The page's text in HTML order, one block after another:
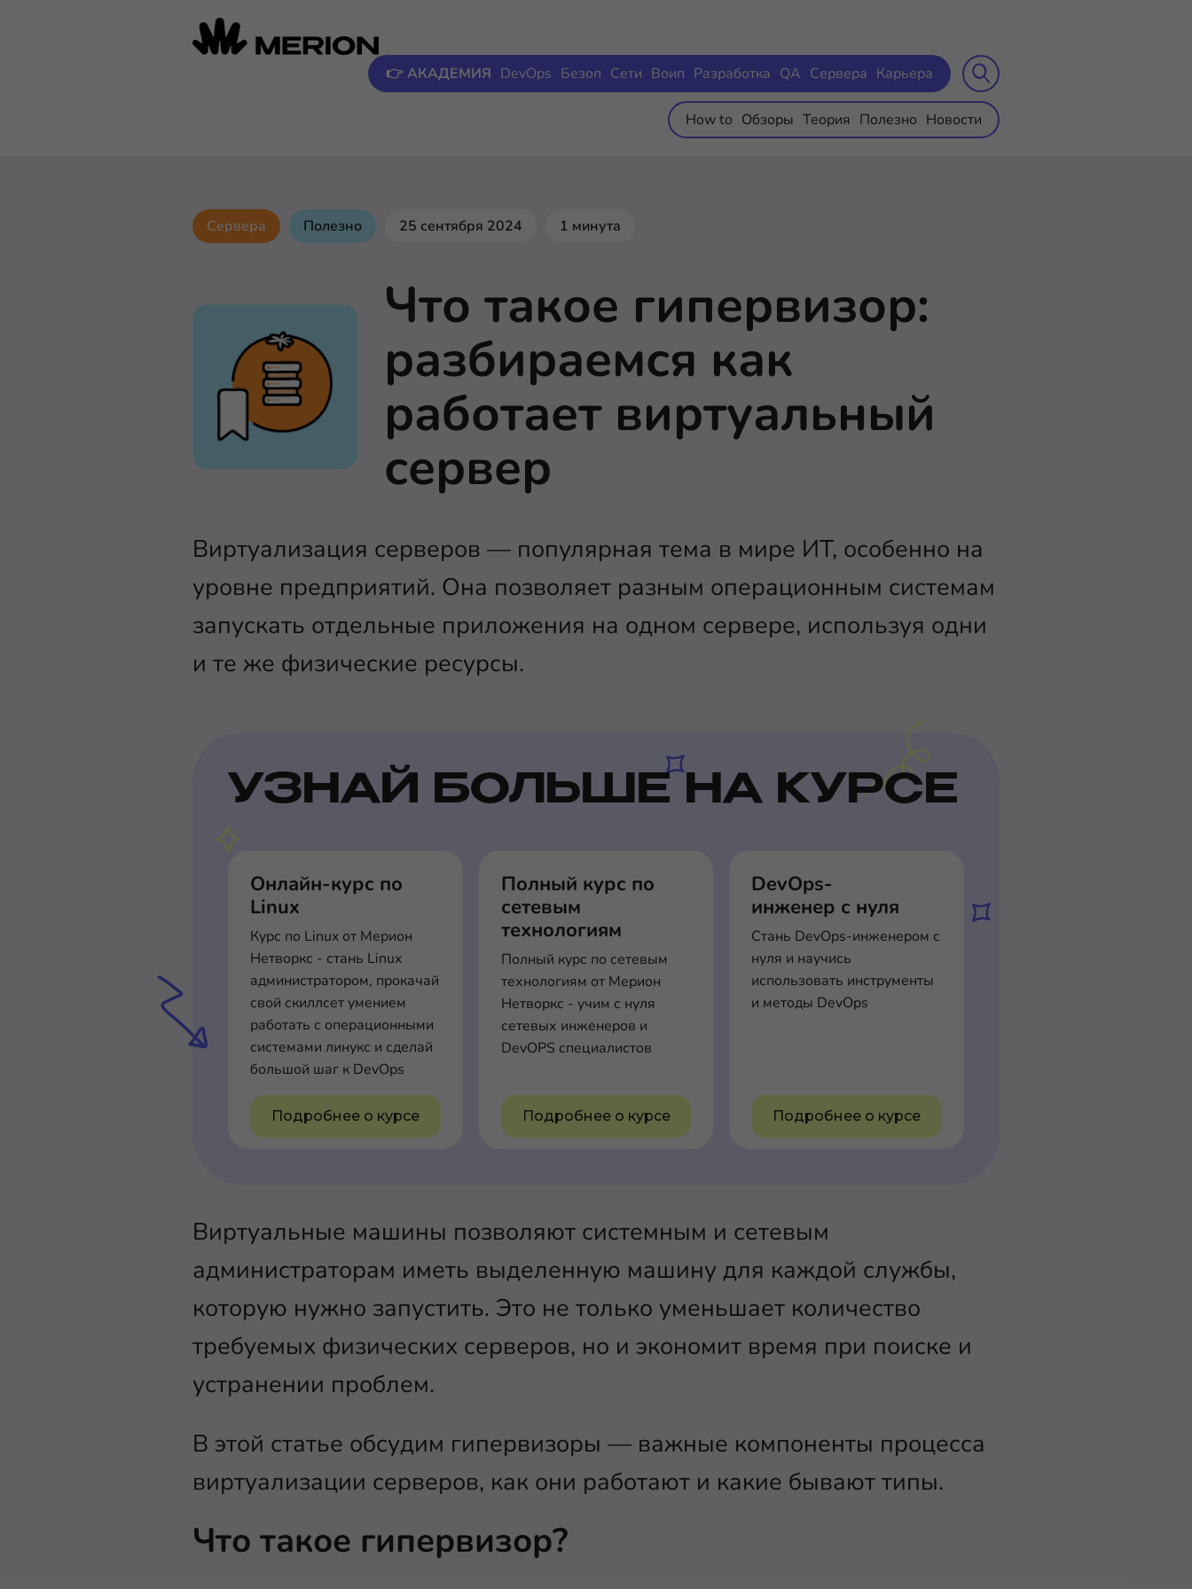
👉 АКАДЕМИЯ DevOps Безоп Сети Воип Разработка QA Сервера Карьера
How to Обзоры Теория Полезно Новости
Сервера Полезно 25 сентября 2024 1 минута
Что такое гипервизор:
разбираемся как
работает виртуальный
сервер
Виртуализация серверов — популярная тема в мире ИТ, особенно на
уровне предприятий. Она позволяет разным операционным системам
запускать отдельные приложения на одном сервере, используя одни
и те же физические ресурсы.
УЗНАЙ БОЛЬШЕ НА КУРСЕ
Онлайн-курс по
Linux
Курс по Linux от Мерион
Нетворкс - стань Linux
администратором, прокачай
свой скиллсет умением
работать с операционными
системами линукс и сделай
большой шаг к DevOps
Подробнее о курсе
Полный курс по
сетевым
технологиям
Полный курс по сетевым
технологиям от Мерион
Нетворкс - учим с нуля
сетевых инженеров и
DevOPS специалистов
Подробнее о курсе
DevOps-
инженер с нуля
Стань DevOps-инженером с
нуля и научись
использовать инструменты
и методы DevOps
Подробнее о курсе
Виртуальные машины позволяют системным и сетевым
администраторам иметь выделенную машину для каждой службы,
которую нужно запустить. Это не только уменьшает количество
требуемых физических серверов, но и экономит время при поиске и
устранении проблем.
В этой статье обсудим гипервизоры — важные компоненты процесса
виртуализации серверов, как они работают и какие бывают типы.
Что такое гипервизор?